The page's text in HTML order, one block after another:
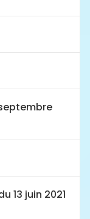
13 juin 2021